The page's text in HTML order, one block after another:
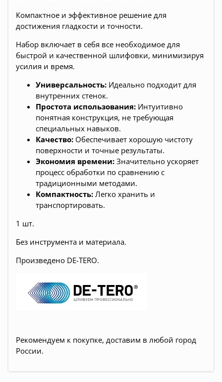
Компактное и эффективное решение для
достижения гладкости и точности.
Набор включает в себя все необходимое для
быстрой и качественной шлифовки, минимизируя
усилия и время.
Универсальность: Идеально подходит для
внутренних стенок.
Простота использования: Интуитивно
понятная конструкция, не требующая
специальных навыков.
Качество: Обеспечивает хорошую чистоту
поверхности и точные результаты.
Экономия времени: Значительно ускоряет
процесс обработки по сравнению с
традиционными методами.
Компактность: Легко хранить и
транспортировать.
1 шт.
Без инструмента и материала.
Произведено DE-TERO.
Рекомендуем к покупке, доставим в любой город
России.